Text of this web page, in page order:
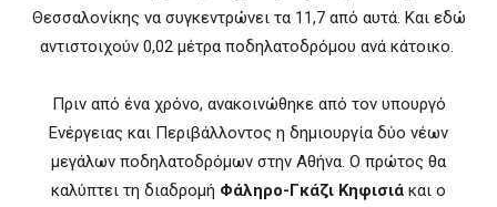
Θεσσαλονίκης να συγκεντρώνει τα 11,7 από αυτά. Και εδώ
αντιστοιχούν 0,02 μέτρα ποδηλατοδρόμου ανά κάτοικο.
Πριν από ένα χρόνο, ανακοινώθηκε από τον υπουργό
Ενέργειας και Περιβάλλοντος η δημιουργία δύο νέων
μεγάλων ποδηλατοδρόμων στην Αθήνα. Ο πρώτος θα
καλύπτει τη διαδρομή Φάληρο-Γκάζι Κηφισιά και ο